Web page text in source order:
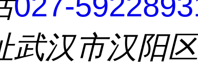
武汉市汉阳